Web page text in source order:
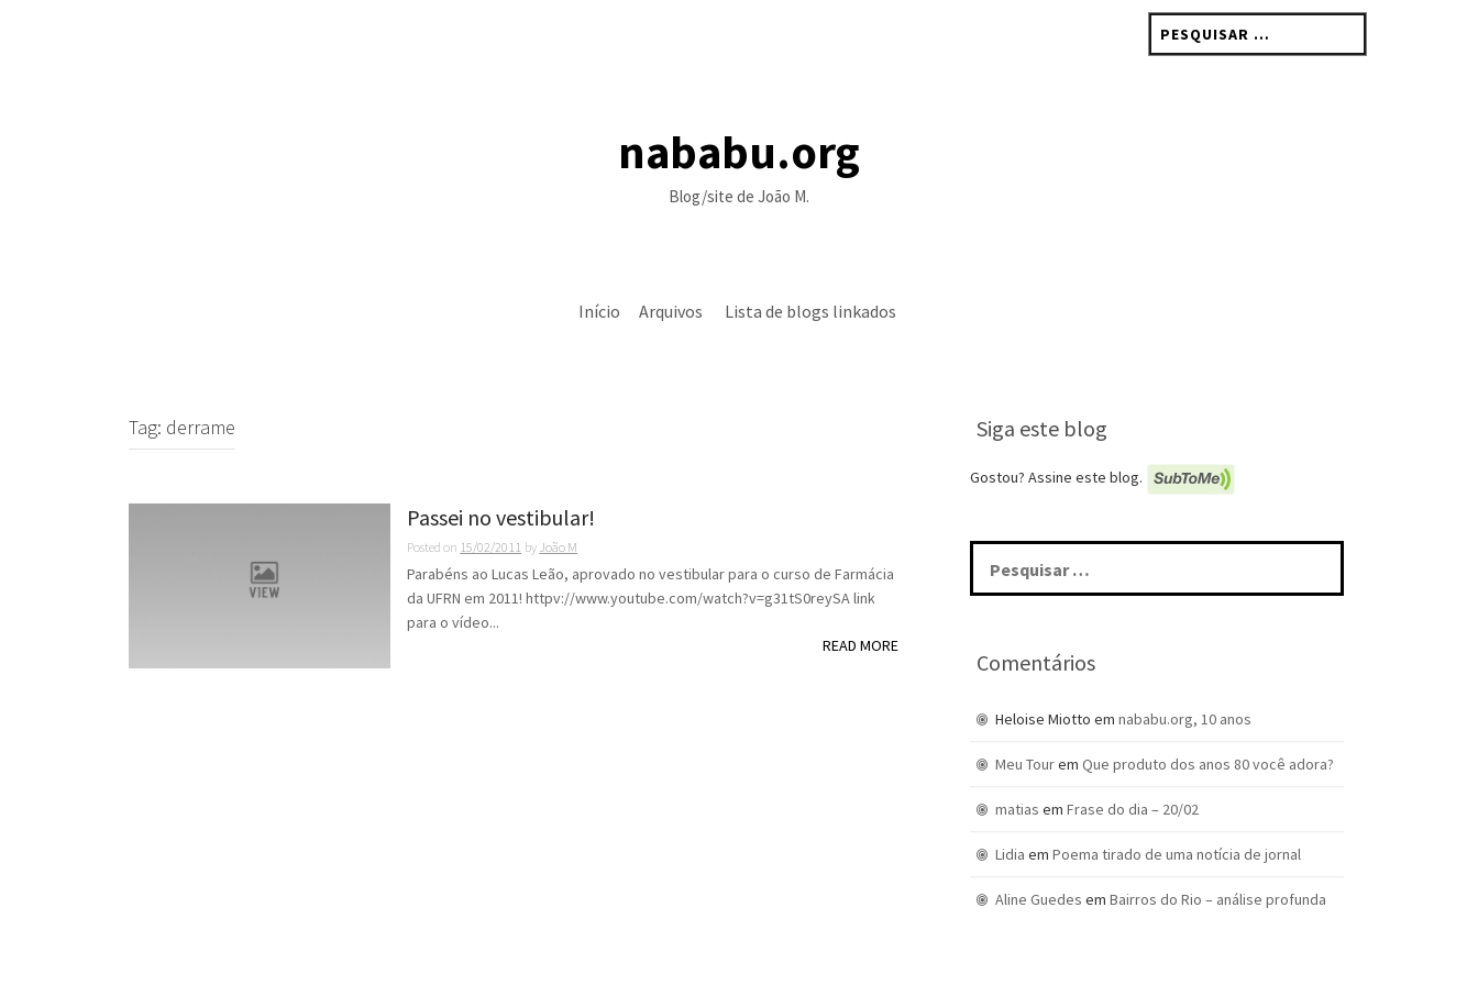
por:
nababu.org
Blog/site de João M.
Início Arquivos Lista de blogs linkados
Tag: derrame
Passei no vestibular!
Posted on 15/02/2011 by João M
Parabéns ao Lucas Leão, aprovado no vestibular para o curso de Farmácia
da UFRN em 2011! httpv://www.youtube.com/watch?v=g31tS0reySA link
para o vídeo...
READ MORE
Siga este blog
Gostou? Assine este blog.
Pesquisar
por:
Comentários
Heloise Miotto em nababu.org, 10 anos
Meu Tourem Que produto dos anos 80 você adora?
matias em Frase do dia – 20/02
Lidia em Poema tirado de uma notícia de jornal
Aline Guedes em Bairros do Rio – análise profunda